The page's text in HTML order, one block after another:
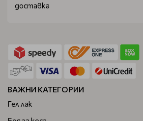
доставка
ВАЖНИ КАТЕГОРИИ
Гел лак